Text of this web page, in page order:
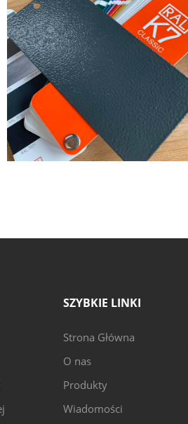
SZYBKIE LINKI
Strona Główna
O nas
Produkty
Wiadomości